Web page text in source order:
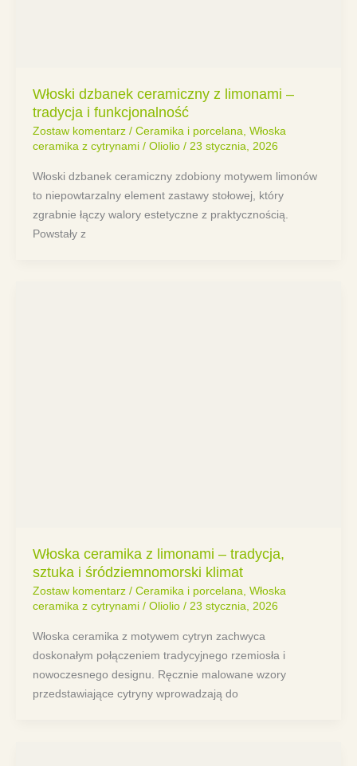
Włoski dzbanek ceramiczny z limonami –
tradycja i funkcjonalność
Zostaw komentarz / Ceramika i porcelana, Włoska
ceramika z cytrynami/ Oliolio / 23 stycznia, 2026
Włoski dzbanek ceramiczny zdobiony motywem limonów
to niepowtarzalny element zastawy stołowej, który
zgrabnie łączy walory estetyczne z praktycznością.
Powstały z
Włoska ceramika z limonami – tradycja,
sztuka i śródziemnomorski klimat
Zostaw komentarz / Ceramika i porcelana, Włoska
ceramika z cytrynami/ Oliolio / 23 stycznia, 2026
Włoska ceramika z motywem cytryn zachwyca
doskonałym połączeniem tradycyjnego rzemiosła i
nowoczesnego designu. Ręcznie malowane wzory
przedstawiające cytryny wprowadzają do